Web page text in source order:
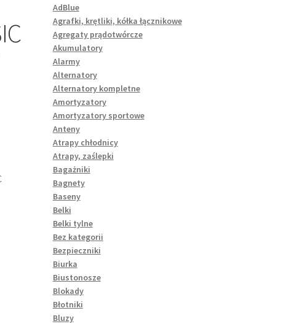
AdBlue
Agrafki, krętliki, kółka łącznikowe
Agregaty prądotwórcze
Akumulatory
Alarmy
Alternatory
Alternatory kompletne
Amortyzatory
Amortyzatory sportowe
Anteny
Atrapy chłodnicy
Atrapy, zaślepki
Bagażniki
Bagnety
Baseny
Belki
Belki tylne
Bez kategorii
Bezpieczniki
Biurka
Biustonosze
Blokady
Błotniki
Bluzy